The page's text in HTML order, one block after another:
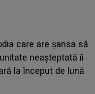
care are șansa să
neașteptată îi
la început de lună